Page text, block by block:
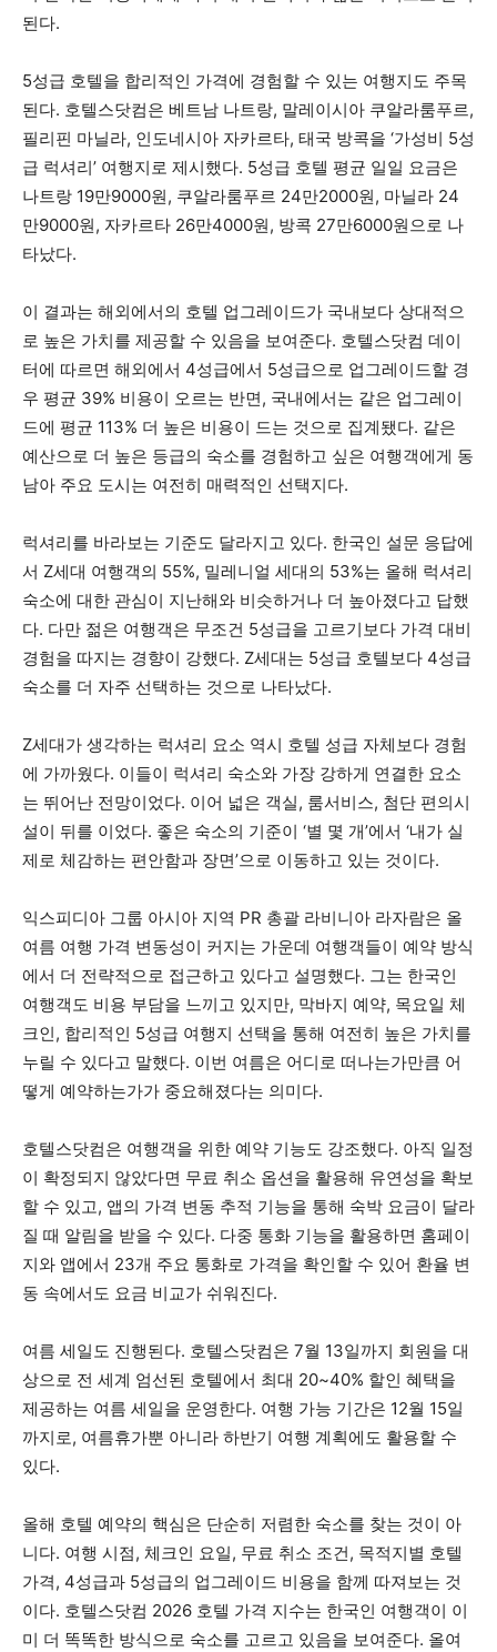
된다.
5성급 호텔을 합리적인 가격에 경험할 수 있는 여행지도 주목
된다. 호텔스닷컴은 베트남 나트랑, 말레이시아 쿠알라룸푸르,
필리핀 마닐라, 인도네시아 자카르타, 태국 방콕을 ‘가성비 5성
급 럭셔리’ 여행지로 제시했다. 5성급 호텔 평균 일일 요금은
나트랑 19만9000원, 쿠알라룸푸르 24만2000원, 마닐라 24
만9000원, 자카르타 26만4000원, 방콕 27만6000원으로 나
타났다.
이 결과는 해외에서의 호텔 업그레이드가 국내보다 상대적으
로 높은 가치를 제공할 수 있음을 보여준다. 호텔스닷컴 데이
터에 따르면 해외에서 4성급에서 5성급으로 업그레이드할 경
우 평균 39% 비용이 오르는 반면, 국내에서는 같은 업그레이
드에 평균 113% 더 높은 비용이 드는 것으로 집계됐다. 같은
예산으로 더 높은 등급의 숙소를 경험하고 싶은 여행객에게 동
남아 주요 도시는 여전히 매력적인 선택지다.
럭셔리를 바라보는 기준도 달라지고 있다. 한국인 설문 응답에
서 Z세대 여행객의 55%, 밀레니얼 세대의 53%는 올해 럭셔리
숙소에 대한 관심이 지난해와 비슷하거나 더 높아졌다고 답했
다. 다만 젊은 여행객은 무조건 5성급을 고르기보다 가격 대비
경험을 따지는 경향이 강했다. Z세대는 5성급 호텔보다 4성급
숙소를 더 자주 선택하는 것으로 나타났다.
Z세대가 생각하는 럭셔리 요소 역시 호텔 성급 자체보다 경험
에 가까웠다. 이들이 럭셔리 숙소와 가장 강하게 연결한 요소
는 뛰어난 전망이었다. 이어 넓은 객실, 룸서비스, 첨단 편의시
설이 뒤를 이었다. 좋은 숙소의 기준이 ‘별 몇 개’에서 ‘내가 실
제로 체감하는 편안함과 장면’으로 이동하고 있는 것이다.
익스피디아 그룹 아시아 지역 PR 총괄 라비니아 라자람은 올
여름 여행 가격 변동성이 커지는 가운데 여행객들이 예약 방식
에서 더 전략적으로 접근하고 있다고 설명했다. 그는 한국인
여행객도 비용 부담을 느끼고 있지만, 막바지 예약, 목요일 체
크인, 합리적인 5성급 여행지 선택을 통해 여전히 높은 가치를
누릴 수 있다고 말했다. 이번 여름은 어디로 떠나는가만큼 어
떻게 예약하는가가 중요해졌다는 의미다.
호텔스닷컴은 여행객을 위한 예약 기능도 강조했다. 아직 일정
이 확정되지 않았다면 무료 취소 옵션을 활용해 유연성을 확보
할 수 있고, 앱의 가격 변동 추적 기능을 통해 숙박 요금이 달라
질 때 알림을 받을 수 있다. 다중 통화 기능을 활용하면 홈페이
지와 앱에서 23개 주요 통화로 가격을 확인할 수 있어 환율 변
동 속에서도 요금 비교가 쉬워진다.
여름 세일도 진행된다. 호텔스닷컴은 7월 13일까지 회원을 대
상으로 전 세계 엄선된 호텔에서 최대 20~40% 할인 혜택을
제공하는 여름 세일을 운영한다. 여행 가능 기간은 12월 15일
까지로, 여름휴가뿐 아니라 하반기 여행 계획에도 활용할 수
있다.
올해 호텔 예약의 핵심은 단순히 저렴한 숙소를 찾는 것이 아
니다. 여행 시점, 체크인 요일, 무료 취소 조건, 목적지별 호텔
가격, 4성급과 5성급의 업그레이드 비용을 함께 따져보는 것
이다. 호텔스닷컴 2026 호텔 가격 지수는 한국인 여행객이 이
미 더 똑똑한 방식으로 숙소를 고르고 있음을 보여준다. 올여